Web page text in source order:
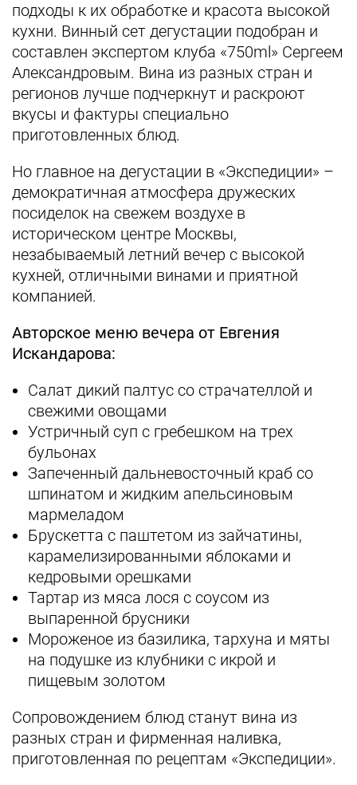
подходы к их обработке и красота высокой
кухни. Винный сет дегустации подобран и
составлен экспертом клуба «750ml» Сергеем
Александровым. Вина из разных стран и
регионов лучше подчеркнут и раскроют
вкусы и фактуры специально
приготовленных блюд.
Но главное на дегустации в «Экспедиции» –
демократичная атмосфера дружеских
посиделок на свежем воздухе в
историческом центре Москвы,
незабываемый летний вечер с высокой
кухней, отличными винами и приятной
компанией.
Авторское меню вечера от Евгения
Искандарова:
Салат дикий палтус со страчателлой и
свежими овощами
Устричный суп с гребешком на трех
бульонах
Запеченный дальневосточный краб со
шпинатом и жидким апельсиновым
мармеладом
Брускетта с паштетом из зайчатины,
карамелизированными яблоками и
кедровыми орешками
Тартар из мяса лося с соусом из
выпаренной брусники
Мороженое из базилика, тархуна и мяты
на подушке из клубники с икрой и
пищевым золотом
Сопровождением блюд станут вина из
разных стран и фирменная наливка,
приготовленная по рецептам «Экспедиции».